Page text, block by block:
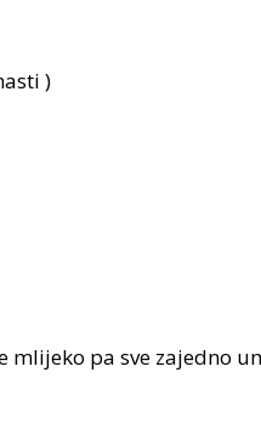
)
mlijeko pa sve zajedno